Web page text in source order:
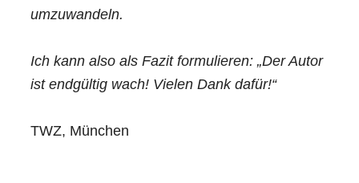
umzuwandeln.
Ich kann also als Fazit formulieren: „Der Autor
ist endgültig wach! Vielen Dank dafür!“
TWZ, München